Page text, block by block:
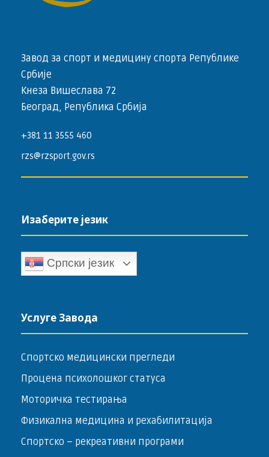
Завод за спорт и медицину спорта Републике
Србије
Кнеза Вишеслава 72
Београд, Република Србија
+381 11 3555 460
rzs@rzsport.gov.rs
Изаберите језик
Српски језик
Услуге Завода
Спортско медицински прегледи
Процена психолошког статуса
Моторичка тестирања
Физикална медицина и рехабилитација
Спортско – ­рекреативни програми